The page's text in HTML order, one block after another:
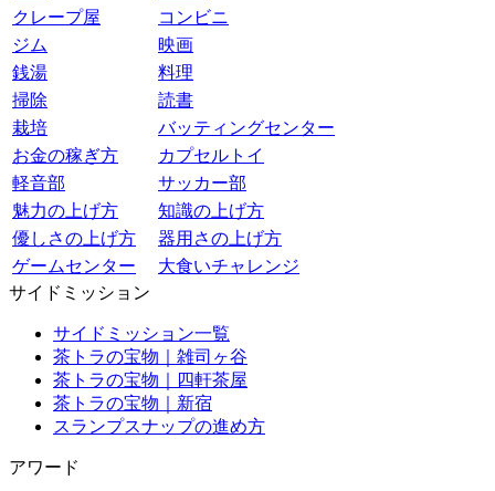
クレープ屋
コンビニ
ジム
映画
銭湯
料理
掃除
読書
栽培
バッティングセンター
お金の稼ぎ方
カプセルトイ
軽音部
サッカー部
魅力の上げ方
知識の上げ方
優しさの上げ方
器用さの上げ方
ゲームセンター
大食いチャレンジ
サイドミッション
サイドミッション一覧
茶トラの宝物｜雑司ヶ谷
茶トラの宝物｜四軒茶屋
茶トラの宝物｜新宿
スランプスナップの進め方
アワード